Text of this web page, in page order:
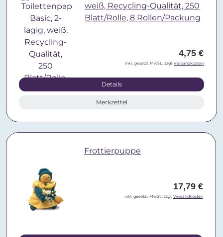
weiß, Recycling-Qualität, 250
Blatt/Rolle, 8 Rollen/Packung
4,75 €
inkl. gesetzl. MwSt., zzgl.Versandkosten
Details
Merkzettel
Frottierpuppe
17,79 €
inkl. gesetzl. MwSt., zzgl. Versandkosten